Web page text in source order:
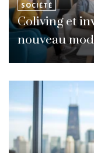
SOCIÉTÉ
Coliving et
nouveau